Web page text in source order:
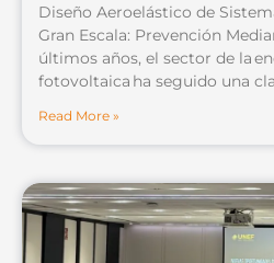
Diseño Aeroelástico de
Gran Escala: Prevención
últimos años, el sector de la
fotovoltaica ha seguido una
Read More »